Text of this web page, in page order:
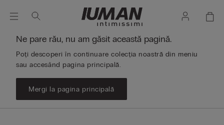
Ne pare rău, nu am găsit această pagină.
Poți descoperi în continuare colecția noastră din meniu
sau accesând pagina principală.
Mergi la pagina principală